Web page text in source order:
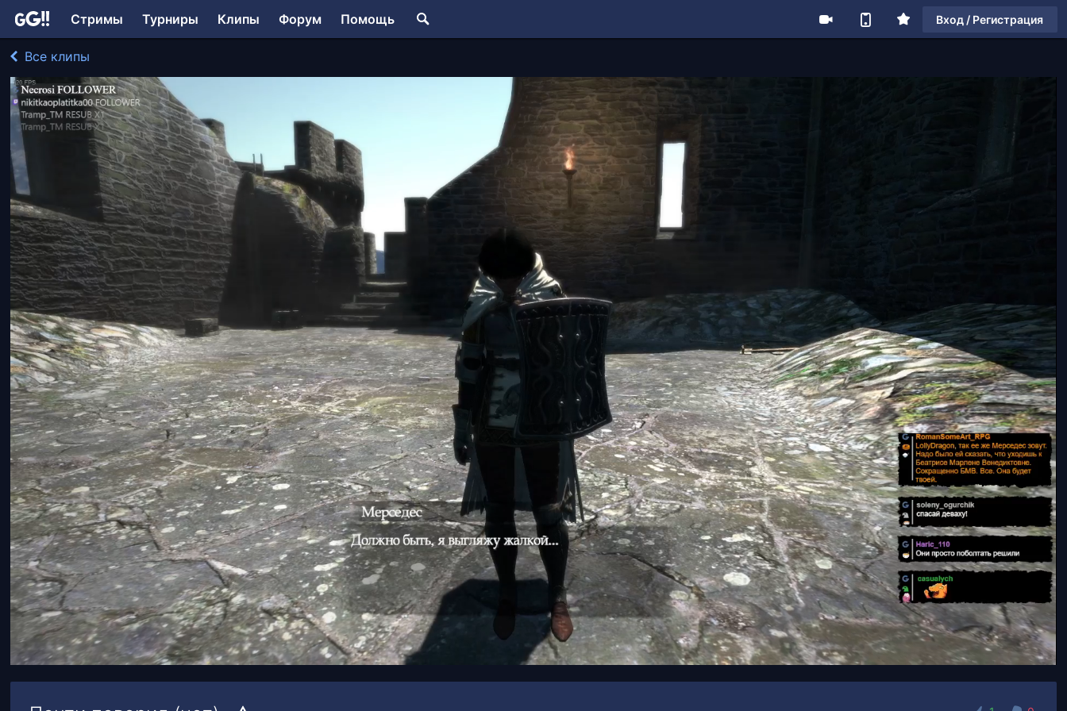
Стримы Турниры Клипы Форум Помощь Вход / Регистрация
Все клипы
LollyDragon играл в Dragon's Dogma: Dark Arisen
359 просмотров
00:16/01:57